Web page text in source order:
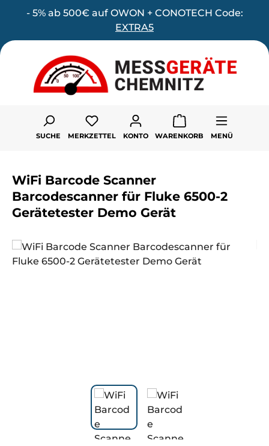
Zum Hauptinhalt springen
- 5% ab 500€ auf OWON + CONOTECH Code:
EXTRA5
SUCHE
Du hast 0 Produkte auf dem
MERKZETTEL KONTO WARENKORB MENÜ
WiFi Barcode Scanner
Barcodescanner für Fluke 6500-2
Gerätetester Demo Gerät
Bildergalerie überspringen